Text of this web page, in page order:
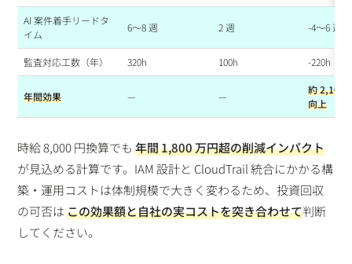
AI 案件着手リードタ
イム
6〜8 週 2 週 -4〜6 週
監査対応工数（年） 320h 100h -220h
年間効果 — —
約 2,100
向上
時給 8,000 円換算でも年間 1,800 万円超の削減インパクト
が見込める計算です。IAM 設計と CloudTrail 統合にかかる構
築・運用コストは体制規模で大きく変わるため、投資回収
の可否はこの効果額と自社の実コストを突き合わせて判断
してください。